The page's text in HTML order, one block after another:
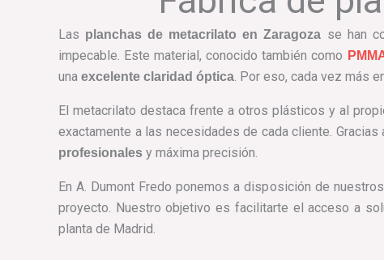
Las planchas de metacrilato en Zaragoza se han
impecable. Este material, conocido también como
una excelente claridad óptica. Por eso, cada vez más
El metacrilato destaca frente a otros plásticos y al
exactamente a las necesidades de cada cliente. Gracias
profesionales y máxima precisión.
En A. Dumont Fredo ponemos a disposición de
proyecto. Nuestro objetivo es facilitarte el acceso a
planta de Madrid.